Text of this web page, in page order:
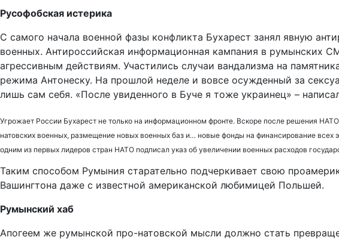
Русофобская истерика
С самого начала военной фазы конфликта Бухарест занял явную
военных. Антироссийская информационная кампания в румынских
агрессивным действиям. Участились случаи вандализма на
режима Антонеску. На прошлой неделе и вовсе осужденный за
лишь сам себя. «После увиденного в Буче я тоже украинец» –
Угрожает России Бухарест не только на информационном фронте. Вскоре после решения
натовских военных, размещение новых военных баз и… новые фонды на финансирование
одним из первых лидеров стран НАТО подписал указ об увеличении военных расходов
Таким способом Румыния старательно подчеркивает свою
Вашингтона даже с известной американской любимицей Польшей.
Румынский хаб
Апогеем же румынской про-натовской мысли должно стать